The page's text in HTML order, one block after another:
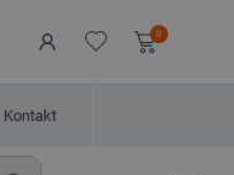
0
Kontakt